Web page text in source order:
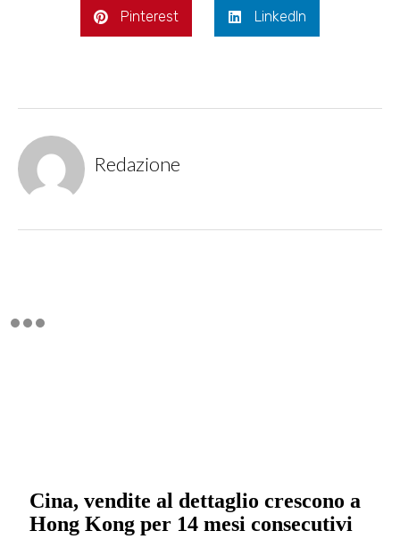
Pinterest LinkedIn
Redazione
Cina, vendite al dettaglio crescono a
Hong Kong per 14 mesi consecutivi